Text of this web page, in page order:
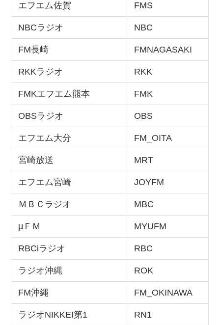
エフエム佐賀 FMS
NBCラジオ NBC
FM長崎 FMNAGASAKI
RKKラジオ RKK
FMKエフエム熊本 FMK
OBSラジオ OBS
エフエム大分 FM_OITA
宮崎放送 MRT
エフエム宮崎 JOYFM
ＭＢＣラジオ MBC
μＦＭ MYUFM
RBCiラジオ RBC
ラジオ沖縄 ROK
FM沖縄 FM_OKINAWA
ラジオNIKKEI第1 RN1